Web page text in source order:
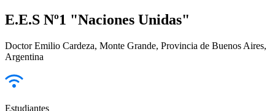
E.E.S Nº1 "Naciones Unidas"
Doctor Emilio Cardeza, Monte Grande, Provincia de Buenos Aires,
Argentina
Estudiantes